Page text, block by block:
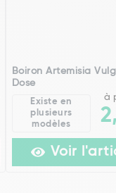
Boiron Artemisia
Dose
Existe en
plusieurs
modèles
à
Voir